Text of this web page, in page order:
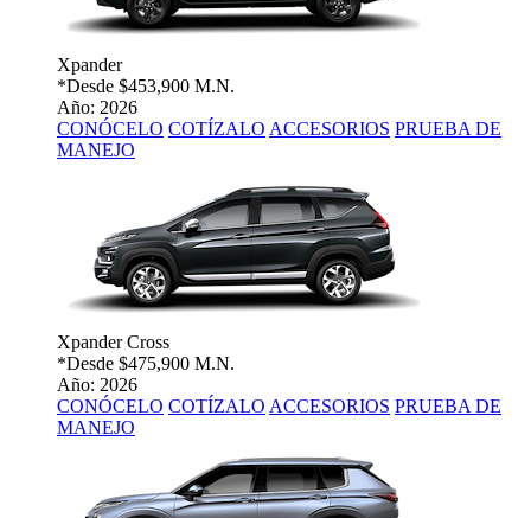
Xpander
*Desde $453,900 M.N.
Año: 2026
CONÓCELO COTÍZALO ACCESORIOS PRUEBA DE
MANEJO
Xpander Cross
*Desde $475,900 M.N.
Año: 2026
CONÓCELO COTÍZALO ACCESORIOS PRUEBA DE
MANEJO